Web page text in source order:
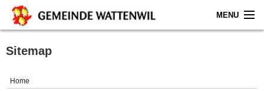
MENU
Home
Sitemap
Home